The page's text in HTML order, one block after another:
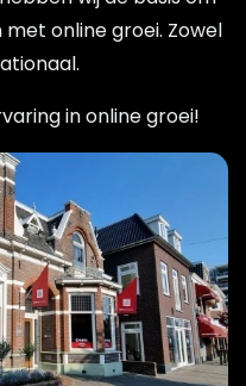
online groei. Zowel
in online groei!